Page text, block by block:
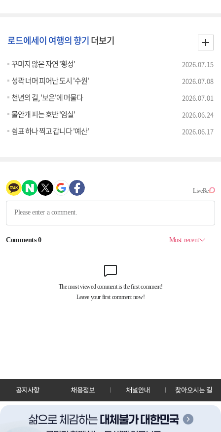
로드에세이 여행의 향기더보기
꾸미지 않은 자연 '횡성' 2026.07.15
성곽 너머 피어난 도시 '수원' 2026.07.08
천년의 길, '보은'에 머물다 2026.07.01
물안개 피는 호반 '임실' 2026.06.24
쉼표 하나 찍고 갑니다 '예산' 2026.06.17
공지사항 채용정보 채널안내 찾아오시는 길
30128 세종특별자치시 정부2청사로 13 한국정책방송원 KTV
TEL: 044-204-8000